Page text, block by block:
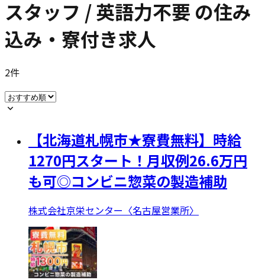
スタッフ / 英語力不要 の住み
込み・寮付き求人
2件
【北海道札幌市★寮費無料】時給
1270円スタート！月収例26.6万円
も可◎コンビニ惣菜の製造補助
株式会社京栄センター〈名古屋営業所〉